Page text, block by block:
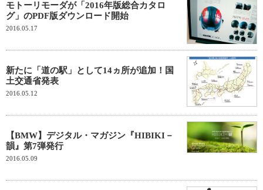
モトーリモーダが「2016年版総合カタロ
グ」のPDF版ダウンロード開始
2016.05.17
新たに「道の駅」として14ヵ所が追加！国
土交通省発表
2016.05.12
【BMW】デジタル・マガジン『HIBIKI－
韻』第7弾発行
2016.05.09